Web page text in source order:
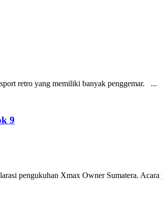
retro yang memiliki banyak penggemar. ...
9
pengukuhan Xmax Owner Sumatera. Acara